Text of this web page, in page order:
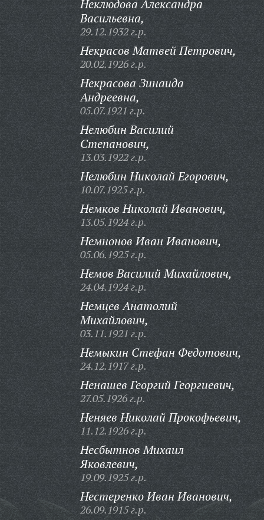
Неклюдова Александра
Васильевна,
29.12.1932 г.р.
Некрасов Матвей Петрович,
20.02.1926 г.р.
Некрасова Зинаида
Андреевна,
05.07.1921 г.р.
Нелюбин Василий
Степанович,
13.03.1922 г.р.
Нелюбин Николай Егорович,
10.07.1925 г.р.
Немков Николай Иванович,
13.05.1924 г.р.
Немнонов Иван Иванович,
05.06.1925 г.р.
Немов Василий Михайлович,
24.04.1924 г.р.
Немцев Анатолий
Михайлович,
03.11.1921 г.р.
Немыкин Стефан Федотович,
24.12.1917 г.р.
Ненашев Георгий Георгиевич,
27.05.1926 г.р.
Неняев Николай Прокофьевич,
11.12.1926 г.р.
Несбытнов Михаил
Яковлевич,
19.09.1925 г.р.
Нестеренко Иван Иванович,
26.09.1915 г.р.